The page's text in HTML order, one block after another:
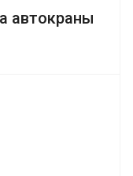
автокраны